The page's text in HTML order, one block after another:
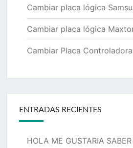
Cambiar placa lógica
Cambiar placa lógica
Cambiar Placa
ENTRADAS RECIENTES
HOLA ME GUSTARIA